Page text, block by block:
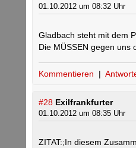
01.10.2012 um 08:32 Uhr
Gladbach steht mit dem
Die MÜSSEN gegen uns
Kommentieren |
#28 Exilfrankfurter
01.10.2012 um 08:35 Uhr
ZITAT:;In diesem